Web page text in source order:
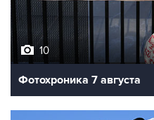
10
Фотохроника 7 августа